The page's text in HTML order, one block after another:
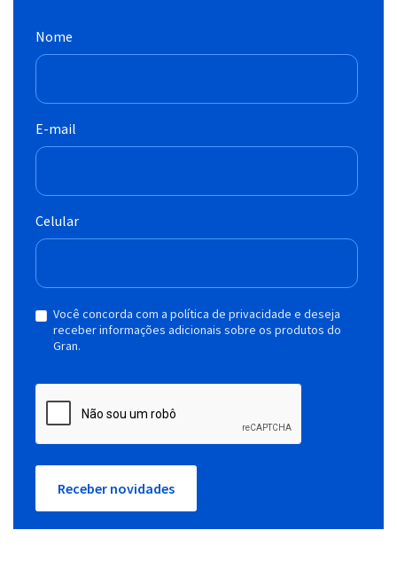
Nome
E-mail
Celular
Você concorda com a política de privacidade e deseja
receber informações adicionais sobre os produtos do
Gran.
Receber novidades